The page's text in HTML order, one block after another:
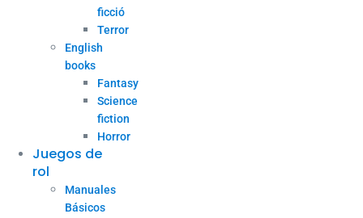
ficció
Terror
English
books
Fantasy
Science
fiction
Horror
Juegos de
rol
Manuales
Básicos